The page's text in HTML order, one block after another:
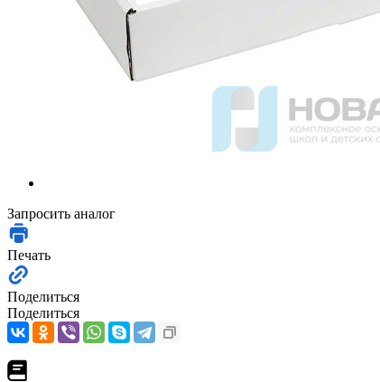
Запросить аналог
Печать
Поделиться
Поделиться